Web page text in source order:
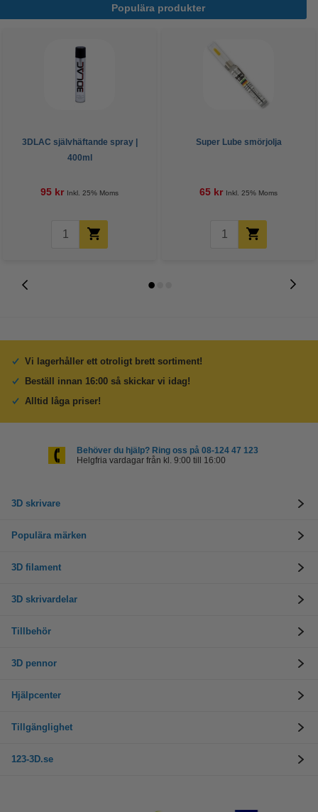
Populära produkter
3DLAC självhäftande spray |
400ml
95 kr Inkl. 25% Moms
Super Lube smörjolja
65 kr Inkl. 25% Moms
Vi lagerhåller ett otroligt brett sortiment!
Beställ innan 16:00 så skickar vi idag!
Alltid låga priser!
Behöver du hjälp? Ring oss på 08-124 47 123
Helgfria vardagar från kl. 9:00 till 16:00
3D skrivare
Populära märken
3D filament
3D skrivardelar
Tillbehör
3D pennor
Hjälpcenter
Tillgänglighet
123-3D.se